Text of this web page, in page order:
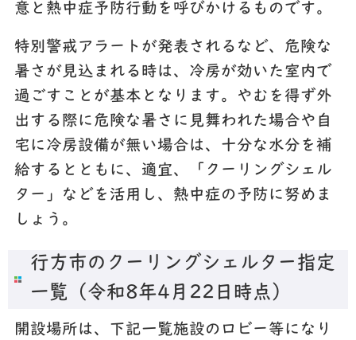
意と熱中症予防行動を呼びかけるものです。
特別警戒アラートが発表されるなど、危険な
暑さが見込まれる時は、冷房が効いた室内で
過ごすことが基本となります。やむを得ず外
出する際に危険な暑さに見舞われた場合や自
宅に冷房設備が無い場合は、十分な水分を補
給するとともに、適宜、「クーリングシェル
ター」などを活用し、熱中症の予防に努めま
しょう。
行方市のクーリングシェルター指定
一覧（令和8年4月22日時点）
開設場所は、下記一覧施設のロビー等になり